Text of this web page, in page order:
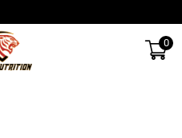
0